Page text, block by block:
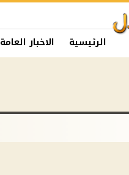
الرئيسية الاخبار العامة